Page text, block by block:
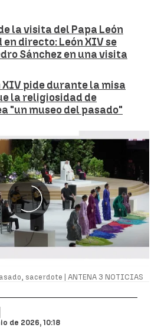
la visita del Papa León
directo: León XIV se
Sánchez en una visita
XIV pide durante la misa
la religiosidad de
"un museo del pasado"
sacerdote | ANTENA 3 NOTICIAS
de 2026, 10:18